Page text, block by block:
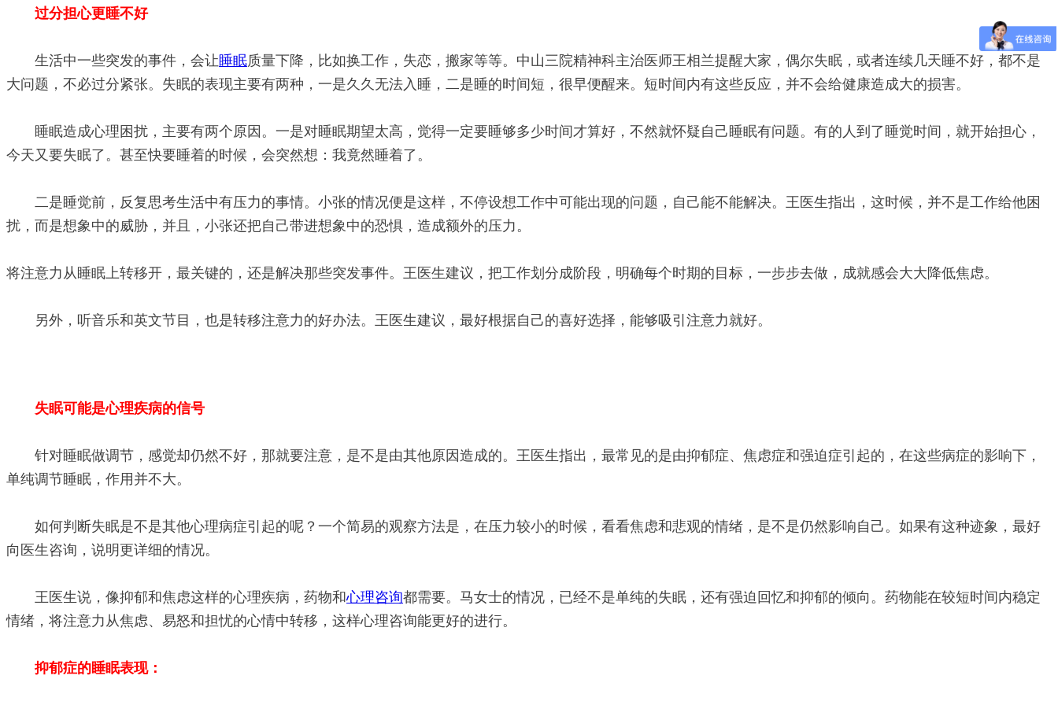
过分担心更睡不好
生活中一些突发的事件，会让睡眠质量下降，比如换工作，失恋，搬家等等。中山三院精神科主治医师王相兰提醒大家，偶尔失眠，或者连续几天睡不好，都不是
大问题，不必过分紧张。失眠的表现主要有两种，一是久久无法入睡，二是睡的时间短，很早便醒来。短时间内有这些反应，并不会给健康造成大的损害。
睡眠造成心理困扰，主要有两个原因。一是对睡眠期望太高，觉得一定要睡够多少时间才算好，不然就怀疑自己睡眠有问题。有的人到了睡觉时间，就开始担心，
今天又要失眠了。甚至快要睡着的时候，会突然想：我竟然睡着了。
二是睡觉前，反复思考生活中有压力的事情。小张的情况便是这样，不停设想工作中可能出现的问题，自己能不能解决。王医生指出，这时候，并不是工作给他困
扰，而是想象中的威胁，并且，小张还把自己带进想象中的恐惧，造成额外的压力。
将注意力从睡眠上转移开，最关键的，还是解决那些突发事件。王医生建议，把工作划分成阶段，明确每个时期的目标，一步步去做，成就感会大大降低焦虑。
另外，听音乐和英文节目，也是转移注意力的好办法。王医生建议，最好根据自己的喜好选择，能够吸引注意力就好。
失眠可能是心理疾病的信号
针对睡眠做调节，感觉却仍然不好，那就要注意，是不是由其他原因造成的。王医生指出，最常见的是由抑郁症、焦虑症和强迫症引起的，在这些病症的影响下，
单纯调节睡眠，作用并不大。
如何判断失眠是不是其他心理病症引起的呢？一个简易的观察方法是，在压力较小的时候，看看焦虑和悲观的情绪，是不是仍然影响自己。如果有这种迹象，最好
向医生咨询，说明更详细的情况。
王医生说，像抑郁和焦虑这样的心理疾病，药物和心理咨询都需要。马女士的情况，已经不是单纯的失眠，还有强迫回忆和抑郁的倾向。药物能在较短时间内稳定
情绪，将注意力从焦虑、易怒和担忧的心情中转移，这样心理咨询能更好的进行。
抑郁症的睡眠表现：